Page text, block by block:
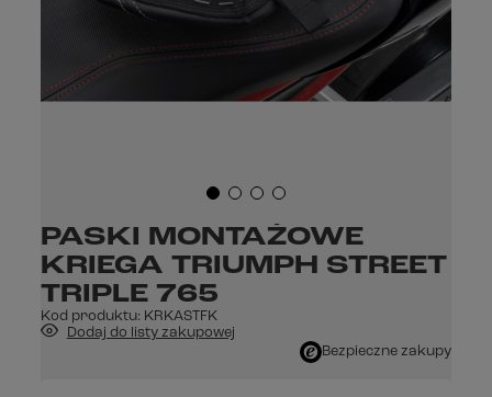
PASKI MONTAŻOWE
KRIEGA TRIUMPH STREET
TRIPLE 765
Kod produktu: KRKASTFK
Dodaj do listy zakupowej
Bezpieczne zakupy